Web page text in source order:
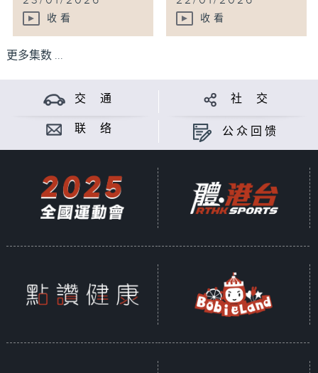
收看 收看
更多集数 ...
交 通 社 交
联 络 公众回馈